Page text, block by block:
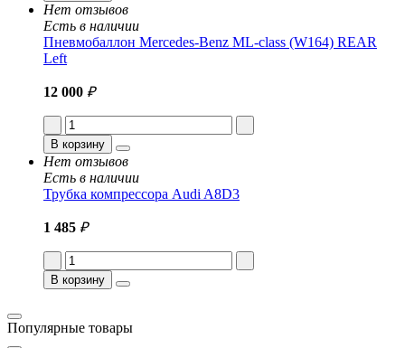
Нет отзывов
Есть в наличии
Пневмобаллон Mercedes-Benz ML-class (W164) REAR
Left
12 000 ₽
В корзину
Нет отзывов
Есть в наличии
Трубка компрессора Audi A8D3
1 485 ₽
В корзину
Популярные товары